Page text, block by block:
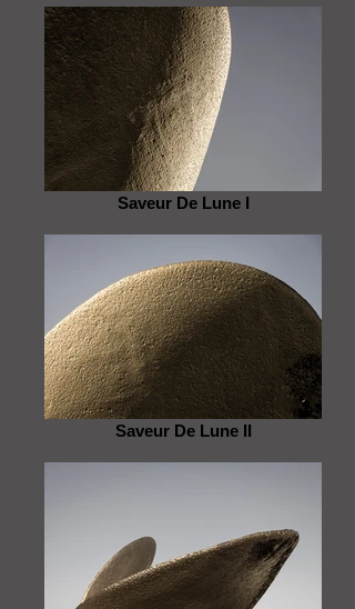
Saveur De Lune I
Saveur De Lune II